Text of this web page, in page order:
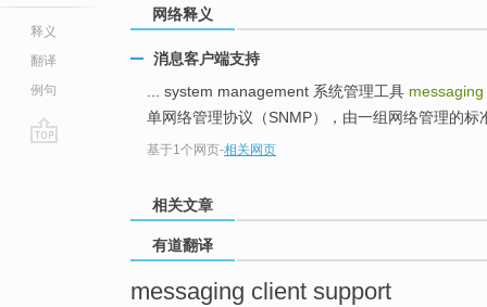
释义
翻译
例句
网络释义
消息客户端支持
... system management 系统管理工具
单网络管理协议（SNMP），由一组网络管理的标
基于1个网页-相关网页
相关文章
有道翻译
messaging client support